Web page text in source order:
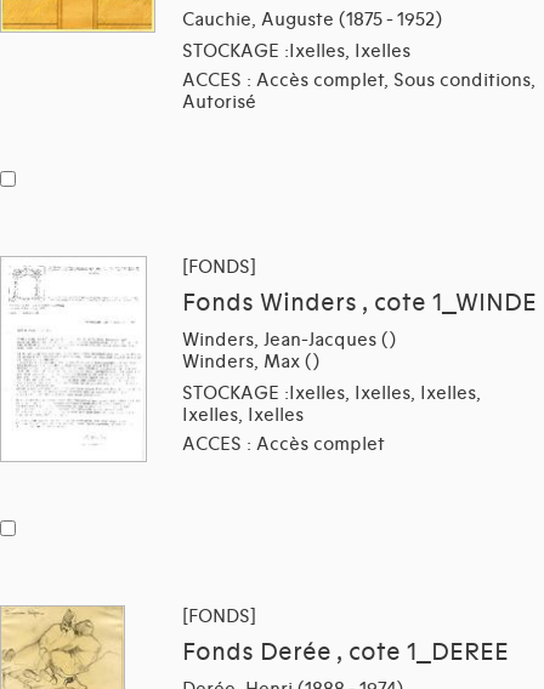
Cauchie, Auguste (1875 - 1952)
STOCKAGE :Ixelles, Ixelles
ACCES : Accès complet, Sous conditions,
Autorisé
[FONDS]
Fonds Winders , cote 1_WINDE
Winders, Jean-Jacques ()
Winders, Max ()
STOCKAGE :Ixelles, Ixelles, Ixelles,
Ixelles, Ixelles
ACCES : Accès complet
[FONDS]
Fonds Derée , cote 1_DEREE